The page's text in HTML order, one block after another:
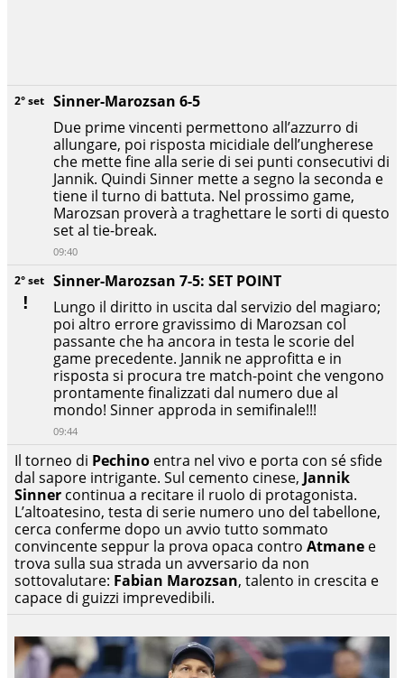
2° set Sinner-Marozsan 7-5: SET POINT
Lungo il diritto in uscita dal servizio del magiaro;
poi altro errore gravissimo di Marozsan col
passante che ha ancora in testa le scorie del
game precedente. Jannik ne approfitta e in
risposta si procura tre match-point che vengono
prontamente finalizzati dal numero due al
mondo! Sinner approda in semifinale!!!
09:44
2° set Sinner-Marozsan 6-5
Due prime vincenti permettono all’azzurro di
allungare, poi risposta micidiale dell’ungherese
che mette fine alla serie di sei punti consecutivi di
Jannik. Quindi Sinner mette a segno la seconda e
tiene il turno di battuta. Nel prossimo game,
Marozsan proverà a traghettare le sorti di questo
set al tie-break.
09:40
Il torneo di Pechino entra nel vivo e porta con sé sfide
dal sapore intrigante. Sul cemento cinese, Jannik
Sinner continua a recitare il ruolo di protagonista.
L’altoatesino, testa di serie numero uno del tabellone,
cerca conferme dopo un avvio tutto sommato
convincente seppur la prova opaca contro Atmane e
trova sulla sua strada un avversario da non
sottovalutare: Fabian Marozsan, talento in crescita e
capace di guizzi imprevedibili.